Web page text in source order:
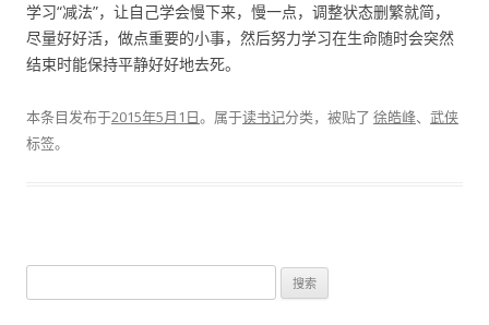
学习“减法”，让自己学会慢下来，慢一点，调整状态删繁就简，
尽量好好活，做点重要的小事，然后努力学习在生命随时会突然
结束时能保持平静好好地去死。
本条目发布于2015年5月1日。属于读书记分类，被贴了 徐皓峰、 武侠
标签。
索